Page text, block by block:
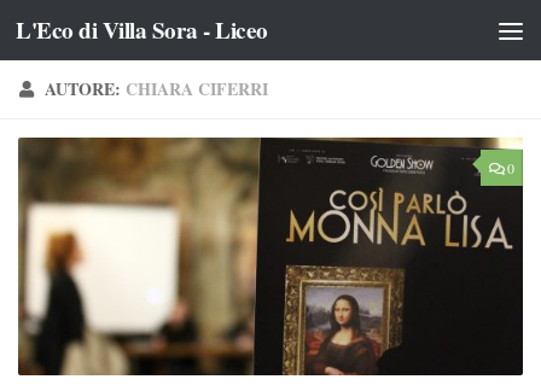
Salta al contenuto
L'Eco di Villa Sora - Liceo
AUTORE: CHIARA CIFERRI
0